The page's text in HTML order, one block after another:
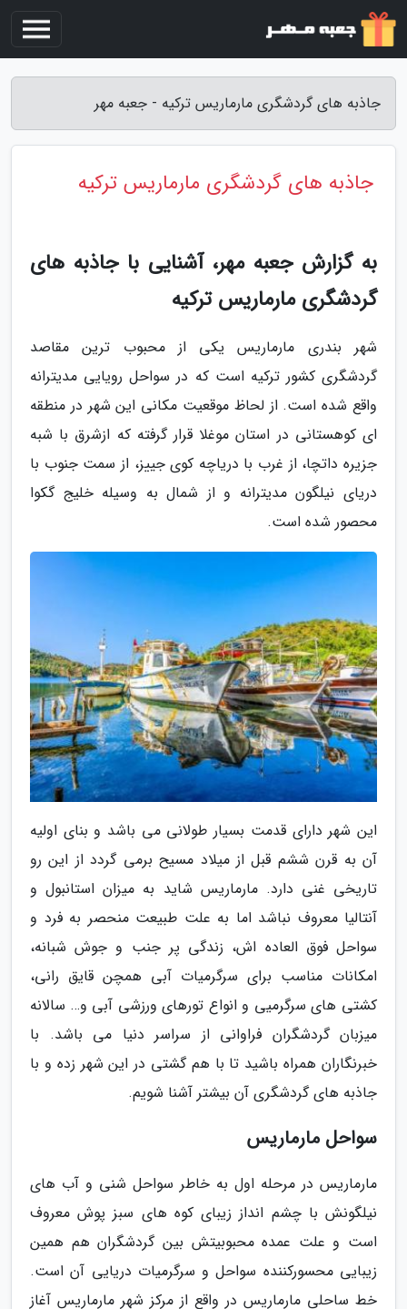
جاذبه های گردشگری مارماریس ترکیه - جعبه مهر
جاذبه های گردشگری مارماریس ترکیه
به گزارش جعبه مهر، آشنایی با جاذبه های
گردشگری مارماریس ترکیه
شهر بندری مارماریس یکی از محبوب ترین مقاصد
گردشگری کشور ترکیه است که در سواحل رویایی مدیترانه
واقع شده است. از لحاظ موقعیت مکانی این شهر در منطقه
ای کوهستانی در استان موغلا قرار گرفته که ازشرق با شبه
جزیره داتچا، از غرب با دریاچه کوی جییز، از سمت جنوب با
دریای نیلگون مدیترانه و از شمال به وسیله خلیج گکوا
محصور شده است.
این شهر دارای قدمت بسیار طولانی می باشد و بنای اولیه
آن به قرن ششم قبل از میلاد مسیح برمی گردد از این رو
تاریخی غنی دارد. مارماریس شاید به میزان استانبول و
آنتالیا معروف نباشد اما به علت طبیعت منحصر به فرد و
سواحل فوق العاده اش، زندگی پر جنب و جوش شبانه،
امکانات مناسب برای سرگرمیات آبی همچن قایق رانی،
کشتی های سرگرمیی و انواع تورهای ورزشی آبی و… سالانه
میزبان گردشگران فراوانی از سراسر دنیا می باشد. با
خبرنگاران همراه باشید تا با هم گشتی در این شهر زده و با
جاذبه های گردشگری آن بیشتر آشنا شویم.
سواحل مارماریس
مارماریس در مرحله اول به خاطر سواحل شنی و آب های
نیلگونش با چشم انداز زیبای کوه های سبز پوش معروف
است و علت عمده محبوبیتش بین گردشگران هم همین
زیبایی محسورکننده سواحل و سرگرمیات دریایی آن است.
خط ساحلی مارماریس در واقع از مرکز شهر مارماریس آغاز